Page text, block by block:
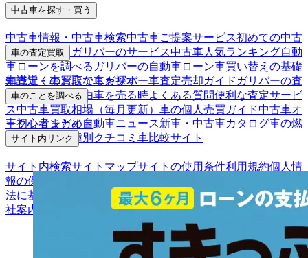
中古車を探す・買う
中古車情報・中古車検索中古車ご提案サービス初めての中古
車購入ガイド
ガリバーのサービス中古車人気ランキング自動
車ローンを調べる ガリバーの自動車ローン車買い替えの基礎
知識近くのお店で車を探す
車の査定買取
車査定・車買取ならガリバー車査定売却ガイド ガリバーの査
定が選ばれる理由車を売る時よくある質問便利な査定サービ
ス中古車買取相場（毎月更新） 車の個人売買ガイド中古車オ
ークションガイド
車のことを調べる
車初心者まとめ自動車ニュース新車・中古車カタログ車の燃
費を調べる車種別クチコミ 車比較サイト
サイト内リンク
サイト内検索サイトマップサイトの使用条件利用規約個人情
報の保護について
法に基づく表示
アフィリエイトパートナー募集お客様の声会
社案内